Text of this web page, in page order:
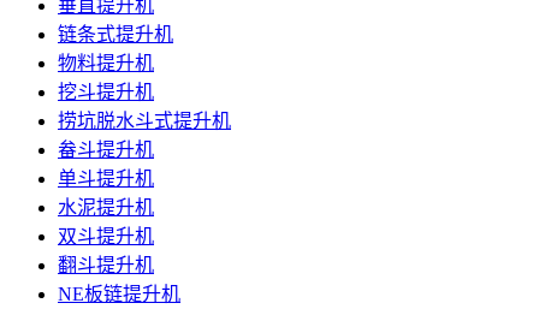
垂直提升机
链条式提升机
物料提升机
挖斗提升机
捞坑脱水斗式提升机
畚斗提升机
单斗提升机
水泥提升机
双斗提升机
翻斗提升机
NE板链提升机